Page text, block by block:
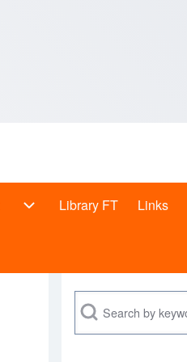
Event sub-navigation
Library FT Links
Search